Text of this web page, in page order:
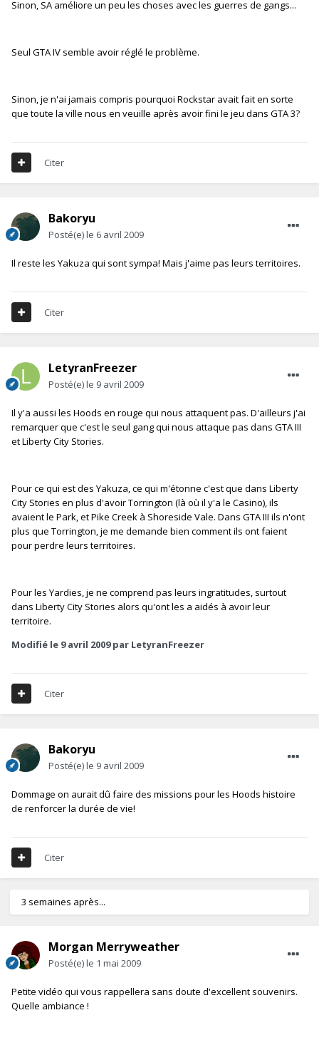
Sinon, SA améliore un peu les choses avec les guerres de gangs...
Seul GTA IV semble avoir réglé le problème.
Sinon, je n'ai jamais compris pourquoi Rockstar avait fait en sorte
que toute la ville nous en veuille après avoir fini le jeu dans GTA 3?
Citer
Bakoryu
Posté(e)le 6 avril 2009
Il reste les Yakuza qui sont sympa! Mais j'aime pas leurs territoires.
Citer
LetyranFreezer
Posté(e)le 9 avril 2009
Il y'a aussi les Hoods en rouge qui nous attaquent pas. D'ailleurs j'ai
remarquer que c'est le seul gang qui nous attaque pas dans GTA III
et Liberty City Stories.
Pour ce qui est des Yakuza, ce qui m'étonne c'est que dans Liberty
City Stories en plus d'avoir Torrington (là où il y'a le Casino), ils
avaient le Park, et Pike Creek à Shoreside Vale. Dans GTA III ils n'ont
plus que Torrington, je me demande bien comment ils ont faient
pour perdre leurs territoires.
Pour les Yardies, je ne comprend pas leurs ingratitudes, surtout
dans Liberty City Stories alors qu'ont les a aidés à avoir leur
territoire.
Modifié le 9 avril 2009par LetyranFreezer
Citer
Bakoryu
Posté(e)le 9 avril 2009
Dommage on aurait dû faire des missions pour les Hoods histoire
de renforcer la durée de vie!
Citer
3 semaines après...
Morgan Merryweather
Posté(e)le 1 mai 2009
Petite vidéo qui vous rappellera sans doute d'excellent souvenirs.
Quelle ambiance !